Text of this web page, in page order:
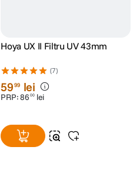
Hoya UX II Filtru UV 43mm
(7)
5999 lei
PRP:86 00 lei